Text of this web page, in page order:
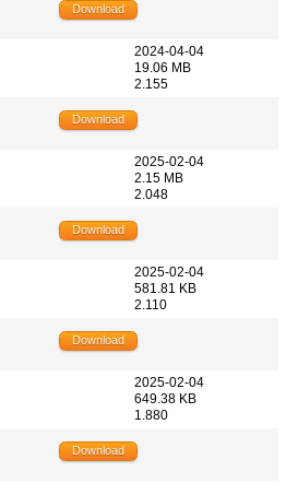
Download
2024-04-04
19.06 MB
2.155
Download
2025-02-04
2.15 MB
2.048
Download
2025-02-04
581.81 KB
2.110
Download
2025-02-04
649.38 KB
1.880
Download